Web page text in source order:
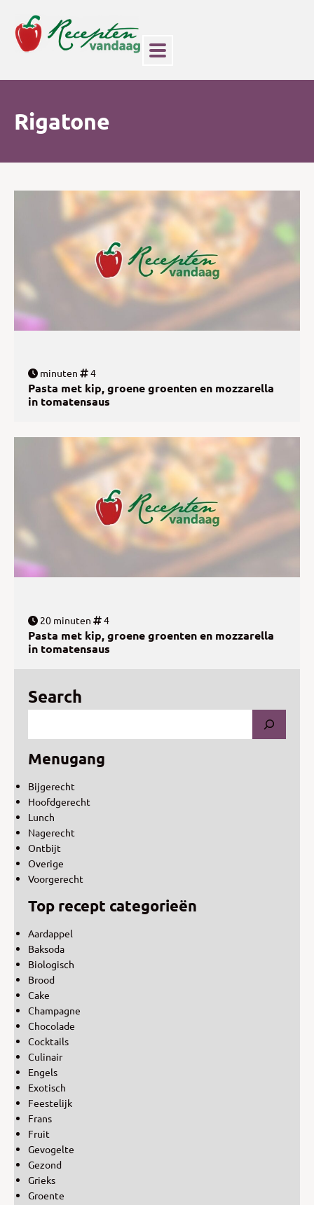
Rigatone
minuten 4
Pasta met kip, groene groenten en mozzarella
in tomatensaus
20 minuten 4
Pasta met kip, groene groenten en mozzarella
in tomatensaus
Search
Menugang
Bijgerecht
Hoofdgerecht
Lunch
Nagerecht
Ontbijt
Overige
Voorgerecht
Top recept categorieën
Aardappel
Baksoda
Biologisch
Brood
Cake
Champagne
Chocolade
Cocktails
Culinair
Engels
Exotisch
Feestelijk
Frans
Fruit
Gevogelte
Gezond
Grieks
Groente